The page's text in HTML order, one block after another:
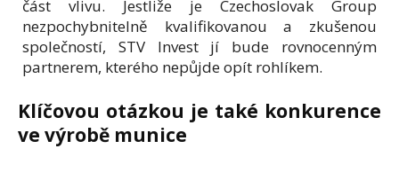
část vlivu. Jestliže je Czechoslovak Group
nezpochybnitelně kvalifikovanou a zkušenou
společností, STV Invest jí bude rovnocenným
partnerem, kterého nepůjde opít rohlíkem.
Klíčovou otázkou je také konkurence
ve výrobě munice